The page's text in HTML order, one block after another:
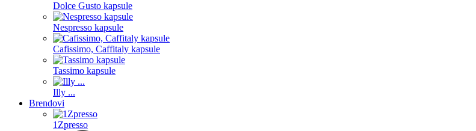
Dolce Gusto kapsule
Nespresso kapsule
Cafissimo, Caffitaly kapsule
Tassimo kapsule
Illy ...
Brendovi
1Zpresso